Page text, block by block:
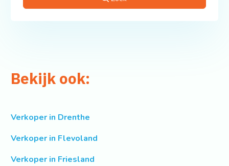
Bekijk ook:
Verkoper in Drenthe
Verkoper in Flevoland
Verkoper in Friesland